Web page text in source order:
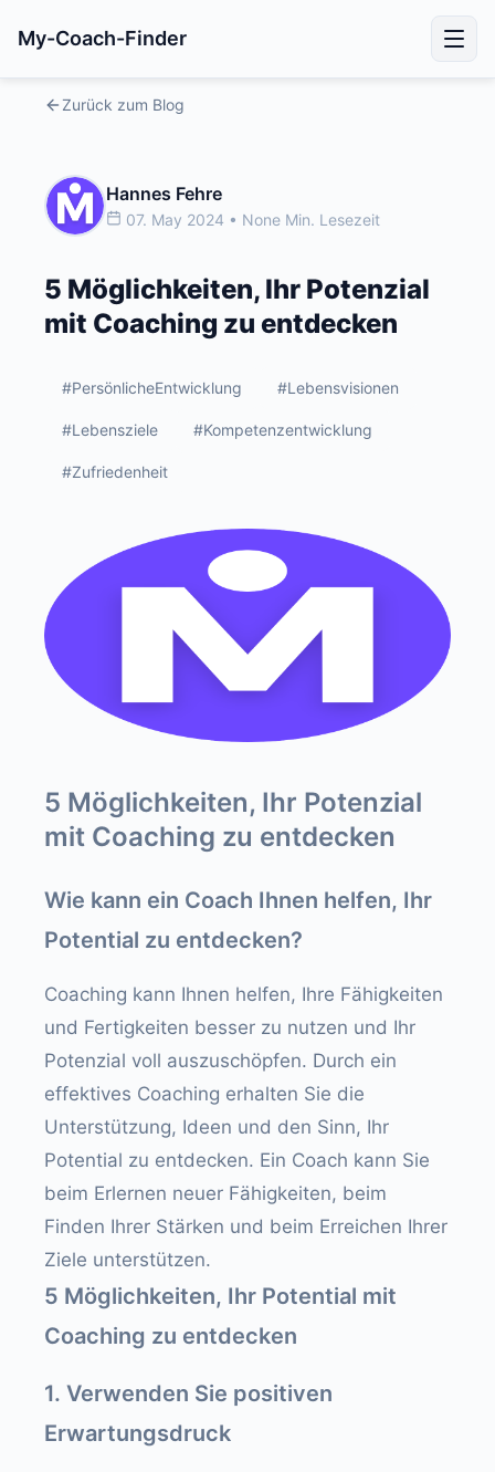
My-Coach-Finder
Zurück zum Blog
Hannes Fehre
07. May 2024 • None Min. Lesezeit
5 Möglichkeiten, Ihr Potenzial
mit Coaching zu entdecken
#PersönlicheEntwicklung #Lebensvisionen
#Lebensziele #Kompetenzentwicklung
#Zufriedenheit
5 Möglichkeiten, Ihr Potenzial
mit Coaching zu entdecken
Wie kann ein Coach Ihnen helfen, Ihr
Potential zu entdecken?
Coaching kann Ihnen helfen, Ihre Fähigkeiten
und Fertigkeiten besser zu nutzen und Ihr
Potenzial voll auszuschöpfen. Durch ein
effektives Coaching erhalten Sie die
Unterstützung, Ideen und den Sinn, Ihr
Potential zu entdecken. Ein Coach kann Sie
beim Erlernen neuer Fähigkeiten, beim
Finden Ihrer Stärken und beim Erreichen Ihrer
Ziele unterstützen.
5 Möglichkeiten, Ihr Potential mit
Coaching zu entdecken
1. Verwenden Sie positiven
Erwartungsdruck